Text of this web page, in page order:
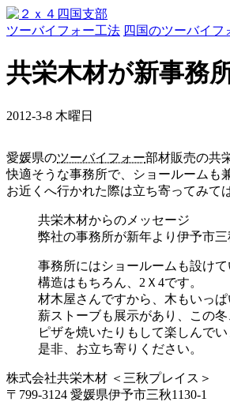
ツーバイフォー工法 四国のツーバイフ
共栄木材が新事務
2012-3-8 木曜日
愛媛県のツーバイフォー部材販売の共
快適そうな事務所で、ショールームも
お近くへ行かれた際は立ち寄ってみて
共栄木材からのメッセージ
弊社の事務所が新年より伊予市三
事務所にはショールームも設けて
構造はもちろん、2Ｘ4です。
材木屋さんですから、木もいっぱ
薪ストーブも展示があり、この
ピザを焼いたりもして楽しんでい
是非、お立ち寄りください。
株式会社共栄木材 ＜三秋プレイス＞
〒799-3124 愛媛県伊予市三秋1130-1